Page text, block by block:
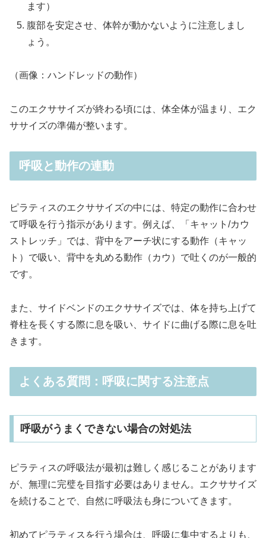
ます）
腹部を安定させ、体幹が動かないように注意しまし
ょう。
（画像：ハンドレッドの動作）
このエクササイズが終わる頃には、体全体が温まり、エク
ササイズの準備が整います。
呼吸と動作の連動
ピラティスのエクササイズの中には、特定の動作に合わせ
て呼吸を行う指示があります。例えば、「キャット/カウ
ストレッチ」では、背中をアーチ状にする動作（キャッ
ト）で吸い、背中を丸める動作（カウ）で吐くのが一般的
です。
また、サイドベンドのエクササイズでは、体を持ち上げて
脊柱を長くする際に息を吸い、サイドに曲げる際に息を吐
きます。
よくある質問：呼吸に関する注意点
呼吸がうまくできない場合の対処法
ピラティスの呼吸法が最初は難しく感じることがあります
が、無理に完璧を目指す必要はありません。エクササイズ
を続けることで、自然に呼吸法も身についてきます。
初めてピラティスを行う場合は、呼吸に集中するよりも、